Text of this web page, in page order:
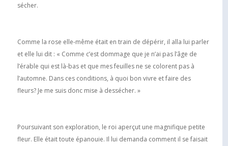
sécher.
Comme la rose elle-même était en train de dépérir, il alla lui parler
et elle lui dit : « Comme c’est dommage que je n’ai pas l’âge de
l’érable qui est là-bas et que mes feuilles ne se colorent pas à
l’automne. Dans ces conditions, à quoi bon vivre et faire des
fleurs? Je me suis donc mise à dessécher. »
Poursuivant son exploration, le roi aperçut une magnifique petite
fleur. Elle était toute épanouie. Il lui demanda comment il se faisait